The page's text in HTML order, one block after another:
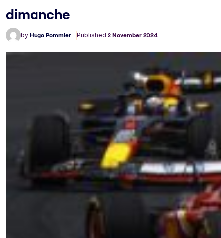
dimanche
by Hugo Pommier Published 2 November 2024